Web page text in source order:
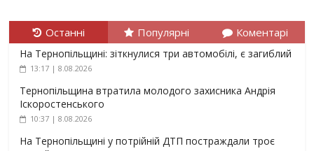
Останні Популярні Коментарі
На Тернопільщині: зіткнулися три автомобілі, є загиблий
13:17 | 8.08.2026
Тернопільщина втратила молодого захисника Андрія
Іскоростенського
10:37 | 8.08.2026
На Тернопільщині у потрійній ДТП постраждали троє